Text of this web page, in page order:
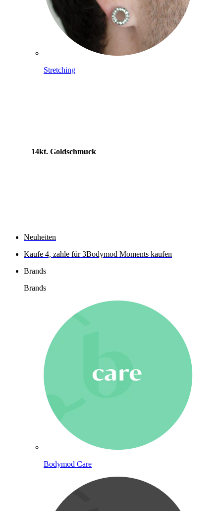
Stretching
14kt. Goldschmuck
Neuheiten
Kaufe 4, zahle für 3Bodymod Moments kaufen
Brands
Brands
Bodymod Care